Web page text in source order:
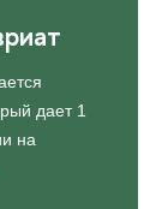
дает 1
на